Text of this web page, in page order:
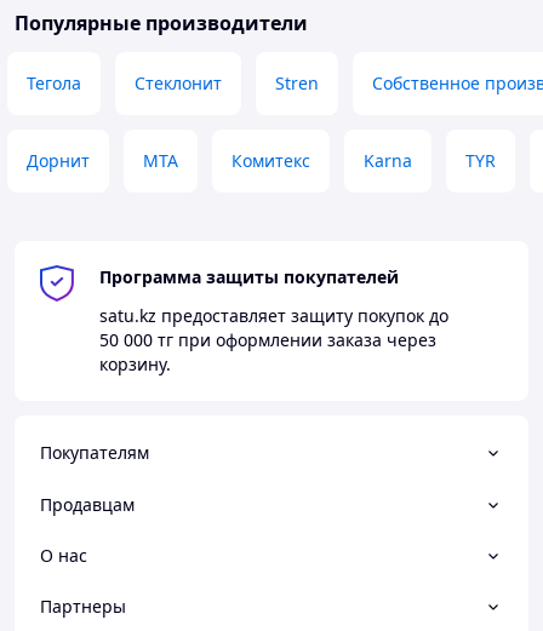
Популярные производители
Тегола Стеклонит Stren Собственное
Дорнит MTA Комитекс Karna TYR
Программа защиты покупателей
satu.kz предоставляет защиту покупок до
50 000 тг при оформлении заказа через
корзину.
Покупателям
Продавцам
О нас
Партнеры